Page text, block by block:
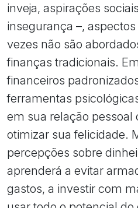
inveja, aspirações
insegurança –,
vezes não são
finanças tradicionais.
financeiros
ferramentas
em sua relação pessoal
otimizar sua felicidade.
percepções sobre
aprenderá a evitar
gastos, a investir com